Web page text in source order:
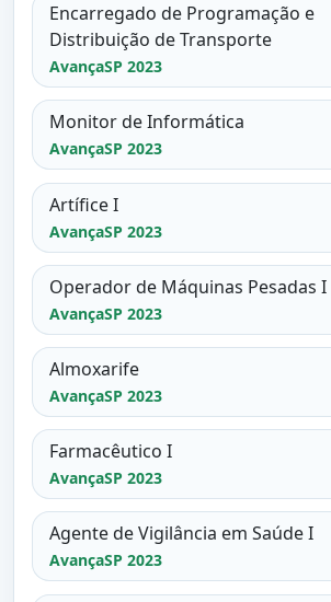
Encarregado de Programação e
Distribuição de Transporte
AvançaSP 2023
Monitor de Informática
AvançaSP 2023
Artífice I
AvançaSP 2023
Operador de Máquinas Pesadas I
AvançaSP 2023
Almoxarife
AvançaSP 2023
Farmacêutico I
AvançaSP 2023
Agente de Vigilância em Saúde I
AvançaSP 2023